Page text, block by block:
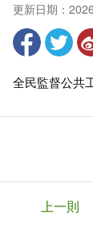
更新日期：
全民監督公共
上一則